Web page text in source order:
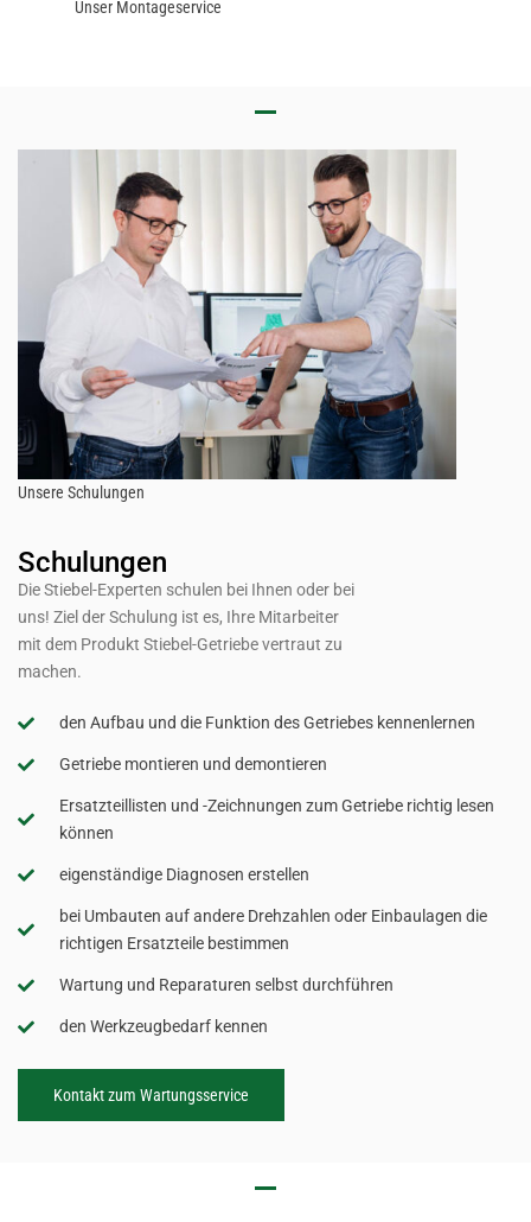
Unser Montageservice
Unsere Schulungen
Schulungen
Die Stiebel-Experten schulen bei Ihnen oder bei
uns! Ziel der Schulung ist es, Ihre Mitarbeiter
mit dem Produkt Stiebel-Getriebe vertraut zu
machen.
den Aufbau und die Funktion des Getriebes kennenlernen
Getriebe montieren und demontieren
Ersatzteillisten und -Zeichnungen zum Getriebe richtig lesen
können
eigenständige Diagnosen erstellen
bei Umbauten auf andere Drehzahlen oder Einbaulagen die
richtigen Ersatzteile bestimmen
Wartung und Reparaturen selbst durchführen
den Werkzeugbedarf kennen
Kontakt zum Wartungsservice